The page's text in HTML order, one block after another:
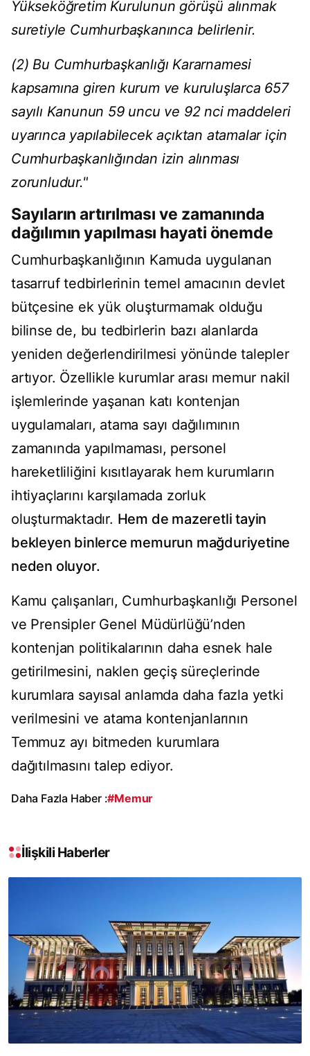
Yükseköğretim Kurulunun görüşü alınmak
suretiyle Cumhurbaşkanınca belirlenir.
(2) Bu Cumhurbaşkanlığı Kararnamesi
kapsamına giren kurum ve kuruluşlarca 657
sayılı Kanunun 59 uncu ve 92 nci maddeleri
uyarınca yapılabilecek açıktan atamalar için
Cumhurbaşkanlığından izin alınması
zorunludur."
Sayıların artırılması ve zamanında
dağılımın yapılması hayati önemde
Cumhurbaşkanlığının Kamuda uygulanan
tasarruf tedbirlerinin temel amacının devlet
bütçesine ek yük oluşturmamak olduğu
bilinse de, bu tedbirlerin bazı alanlarda
yeniden değerlendirilmesi yönünde talepler
artıyor. Özellikle kurumlar arası memur nakil
işlemlerinde yaşanan katı kontenjan
uygulamaları, atama sayı dağılımının
zamanında yapılmaması, personel
hareketliliğini kısıtlayarak hem kurumların
ihtiyaçlarını karşılamada zorluk
oluşturmaktadır. Hem de mazeretli tayin
bekleyen binlerce memurun mağduriyetine
neden oluyor.
Kamu çalışanları, Cumhurbaşkanlığı Personel
ve Prensipler Genel Müdürlüğü’nden
kontenjan politikalarının daha esnek hale
getirilmesini, naklen geçiş süreçlerinde
kurumlara sayısal anlamda daha fazla yetki
verilmesini ve atama kontenjanlarının
Temmuz ayı bitmeden kurumlara
dağıtılmasını talep ediyor.
Daha Fazla Haber :#Memur
İlişkili Haberler